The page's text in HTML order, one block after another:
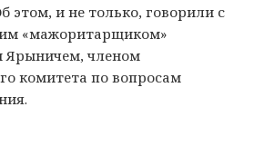
этом, и не только, говорили с
«мажоритарщиком»
Ярыничем, членом
комитета по вопросам